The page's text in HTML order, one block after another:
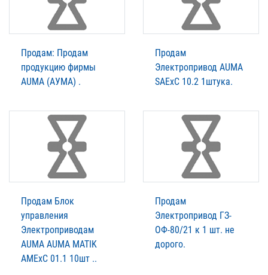
Продам: Продам
продукцию фирмы
AUMA (АУМА) .
Продам
Электропривод AUMA
SАExC 10.2 1штукa.
Продам Блок
управления
Электроприводам
AUMA AUMA MATIK
AMExC 01.1 10шт ..
Продам
Электропривод ГЗ-
ОФ-80/21 к 1 шт. не
дорого.